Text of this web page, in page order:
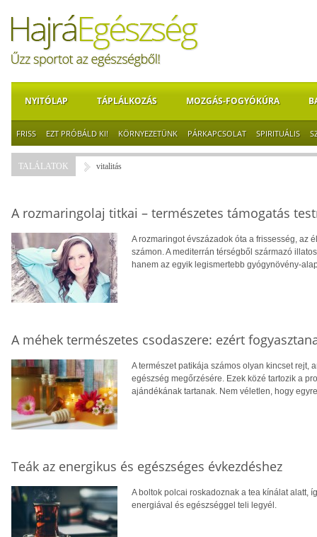
NYITÓLAP TÁPLÁLKOZÁS MOZGÁS-FOGYÓKÚRA
FRISS EZT PRÓBÁLD KI! KÖRNYEZETÜNK PÁRKAPCSOLAT SPIRITUÁLIS
TALÁLATOK vitalitás
A rozmaringolaj titkai – természetes támogatás
A rozmaringot évszázadok óta a frissesség, az
számon. A mediterrán térségből származó
hanem az egyik legismertebb gyógynövény-
A méhek természetes csodaszere: ezért
A természet patikája számos olyan kincset rejt,
egészség megőrzésére. Ezek közé tartozik a
ajándékának tartanak. Nem véletlen, hogy
Teák az energikus és egészséges évkezdéshez
A boltok polcai roskadoznak a tea kínálat alatt,
energiával és egészséggel teli legyél.